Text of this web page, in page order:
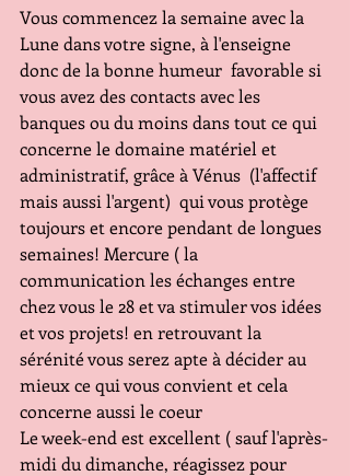
Vous commencez la semaine avec la
Lune dans votre signe, à l'enseigne
donc de la bonne humeur  favorable si
vous avez des contacts avec les
banques ou du moins dans tout ce qui
concerne le domaine matériel et
administratif, grâce à Vénus  (l'affectif
mais aussi l'argent)  qui vous protège
toujours et encore pendant de longues
semaines! Mercure ( la
communication les échanges entre
chez vous le 28 et va stimuler vos idées
et vos projets! en retrouvant la
sérénité vous serez apte à décider au
mieux ce qui vous convient et cela
concerne aussi le coeur
Le week-end est excellent ( sauf l'après-
midi du dimanche, réagissez pour